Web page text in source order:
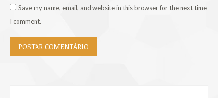
Save my name, email, and website in this browser for the next time
I comment.
POSTAR COMENTÁRIO